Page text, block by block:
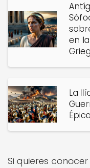
en
La
Si quieres